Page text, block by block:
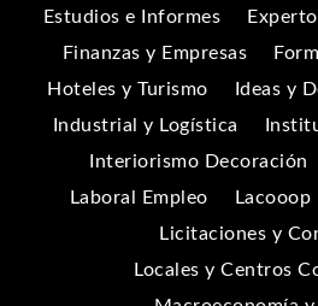
Estudios e Informes
Finanzas y Empresas
Hoteles y Turismo
Ideas y
Industrial y Logística
Interiorismo Decoración
Laboral Empleo
Lacooop
Licitaciones y
Locales y Centros